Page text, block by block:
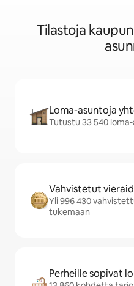
Tilastoja
Loma-asuntoja
Tutustu 33 540
Vahvistetut
Yli 996 430
tukemaan
Perheille sopivat